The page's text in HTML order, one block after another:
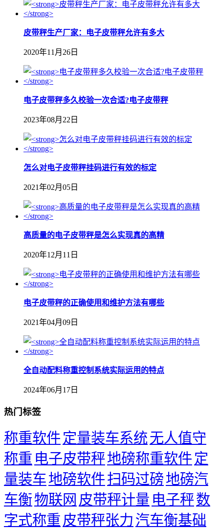
皮带秤生产厂家：电子皮带秤允许有多大
2020年11月26日
电子皮带秤多久校验一次合适?电子皮带秤
2023年08月22日
怎么对电子皮带秤挂码进行有效的标定
2021年02月05日
高质量的电子皮带秤是怎么实现真的高精
2020年12月11日
电子皮带秤的正确使用和维护方法有哪些
2021年04月09日
全自动配料称重控制系统实际运用的特点
2024年06月17日
热门标签
称重软件 定量装车系统无人值守
称重 电子皮带秤地磅称重软件 定
量装车地磅软件扫码过磅地磅汽
车衡物联网 皮带秤计量 电子秤数
字式称重 皮带秤张力 汽车衡基础